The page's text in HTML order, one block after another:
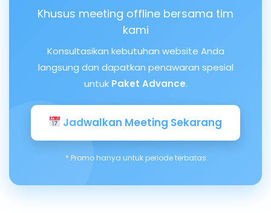
Khusus meeting offline bersama tim
kami
Konsultasikan kebutuhan website Anda
langsung dan dapatkan penawaran spesial
untuk Paket Advance.
Jadwalkan Meeting Sekarang
* Promo hanya untuk periode terbatas